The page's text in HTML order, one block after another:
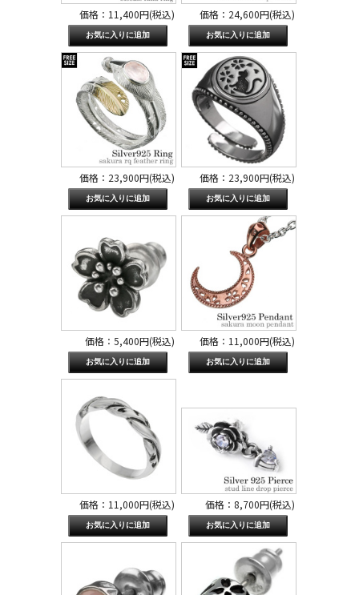
価格：11,400円(税込) 価格：24,600円(税込)
価格：23,900円(税込) 価格：23,900円(税込)
価格：5,400円(税込) 価格：11,000円(税込)
価格：11,000円(税込) 価格：8,700円(税込)